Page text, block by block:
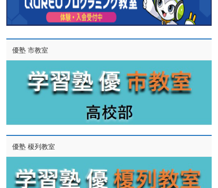
優塾 市教室
優塾 榎列教室